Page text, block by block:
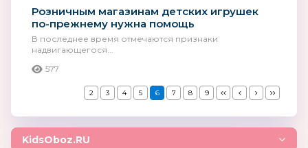
Розничным магазинам детских игрушек
по-прежнему нужна помощь
В последнее время отмечаются признаки
надвигающегося...
577
2 3 4 5 6 7 8 9
KidsOboz.RU